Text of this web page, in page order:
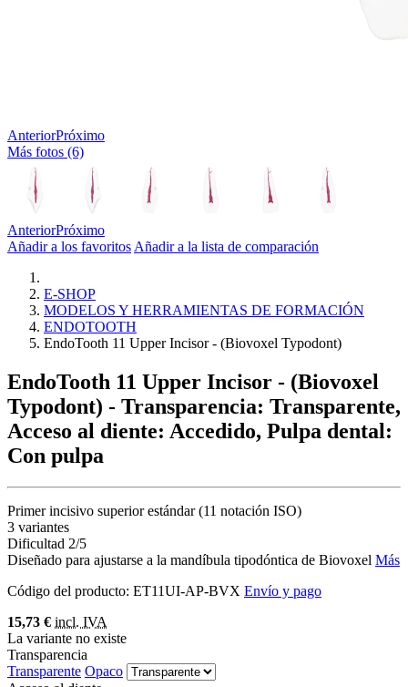
AnteriorPróximo
Más fotos (6)
AnteriorPróximo
Añadir a los favoritos Añadir a la lista de comparación
E-SHOP
MODELOS Y HERRAMIENTAS DE FORMACIÓN
ENDOTOOTH
EndoTooth 11 Upper Incisor - (Biovoxel Typodont)
EndoTooth 11 Upper Incisor - (Biovoxel
Typodont) - Transparencia: Transparente,
Acceso al diente: Accedido, Pulpa dental:
Con pulpa
Primer incisivo superior estándar (11 notación ISO)
3 variantes
Dificultad 2/5
Diseñado para ajustarse a la mandíbula tipodóntica de Biovoxel Más
Código del producto: ET11UI-AP-BVX Envío y pago
15,73 € incl. IVA
La variante no existe
Transparencia
Transparente Opaco